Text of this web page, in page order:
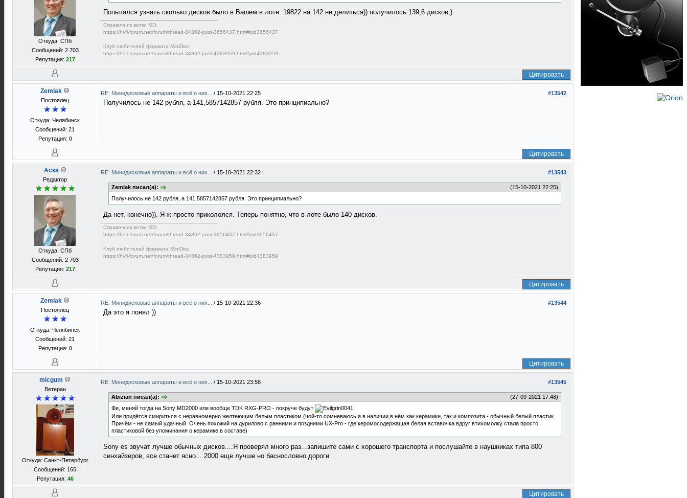
Откуда: СПб
Сообщений: 2 703
Репутация: 217
Попытался узнать сколько дисков было в Вашем в лоте. 19822 на 142 не делиться)) получилось 139,6 дисков;)
Справочник ветки MD:
https://hi-fi-forum.net/forum/thread-34362-post-3656437.html#pid3656437
Клуб любителей формата MiniDisc:
https://hi-fi-forum.net/forum/thread-34362-post-4383959.html#pid4383959
Цитировать
Zemlak
Постоялец
Откуда: Челябинск
Сообщений: 21
Репутация: 0
#13542
RE: Минидисковые аппараты и всё о них... / 15-10-2021 22:25
Получилось не 142 рубля, а 141,5857142857 рубля. Это принципиально?
Цитировать
Аска
Редактор
Откуда: СПб
Сообщений: 2 703
Репутация: 217
#13543
RE: Минидисковые аппараты и всё о них... / 15-10-2021 22:32
(15-10-2021 22:25)
Zemlak писал(а):
Получилось не 142 рубля, а 141,5857142857 рубля. Это принципиально?
Да нет, конечно)). Я ж просто прикололся. Теперь понятно, что в лоте было 140 дисков.
Справочник ветки MD:
https://hi-fi-forum.net/forum/thread-34362-post-3656437.html#pid3656437
Клуб любителей формата MiniDisc:
https://hi-fi-forum.net/forum/thread-34362-post-4383959.html#pid4383959
Цитировать
Zemlak
Постоялец
Откуда: Челябинск
Сообщений: 21
Репутация: 0
#13544
RE: Минидисковые аппараты и всё о них... / 15-10-2021 22:36
Да это я понял ))
Цитировать
micgum
Ветеран
Откуда: Санкт-Петербург
Сообщений: 165
Репутация: 46
#13545
RE: Минидисковые аппараты и всё о них... / 15-10-2021 23:58
(27-09-2021 17:48)
Abizian писал(а):
Фи, меняй тогда на Sony MD2000 или вообще TDK RXG-PRO - покруче будут
Или придётся смириться с неравномерно желтеющим белым пластиком (чой-то сомневаюсь я в наличии в нём как керамики, так и композита - обычный белый пластик.
Причём - не самый удачный. Очень похожий на дурилово с ранними и поздними UX-Pro - где керомосодержащая белая вставочка вдруг втихомолку стала просто
пластиковой без упоминания о керамике в составе)
Sony es звучат лучше обычных дисков....Я проверял много раз...запишите сами с хорошего транспорта и послушайте в наушниках типа 800
синхайзеров, все станет ясно... 2000 еще лучше но баснословно дороги
Цитировать